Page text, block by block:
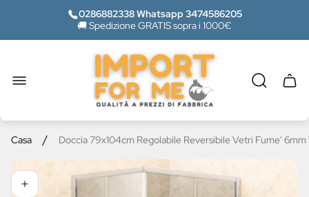
0286882338 Whatsapp 3474586205
🚚 Spedizione GRATIS sopra i 1000€
Logo
del
negozio"
Casa / Doccia 79x104cm Regolabile Reversibile Vetri Fume'